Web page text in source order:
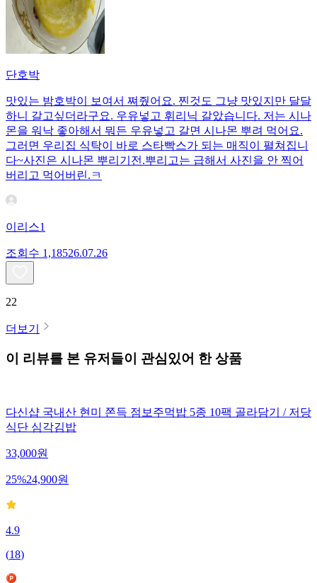
단호박
맛있는 밤호박이 보여서 쪄줬어요. 찐것도 그냥 맛있지만 달달
하니 갈고싶더라구요. 우유넣고 휘리닉 갈았습니다. 저는 시나
몬을 워낙 좋아해서 뭐든 우유넣고 갈면 시나몬 뿌려 먹어요.
그러면 우리집 식탁이 바로 스타빡스가 되는 매직이 펼쳐집니
다~사진은 시나몬 뿌리기전.뿌리고는 급해서 사진을 안 찍어
버리고 먹어버린.ㅋ
이리스1
조회수 1,18526.07.26
22
더보기
이 리뷰를 본 유저들이 관심있어 한 상품
다신샵 국내산 현미 쫀득 점보주먹밥 5종 10팩 골라담기 / 저당
식단 심각김밥
33,000원
25%24,900원
4.9
(18)